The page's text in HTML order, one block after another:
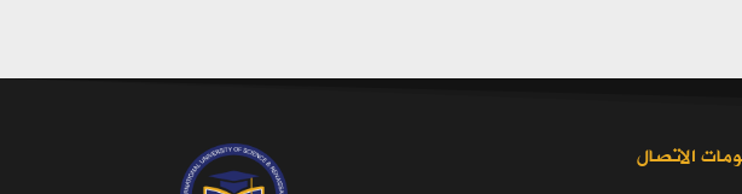
الاتصال